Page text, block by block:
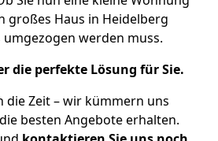
großes Haus in Heidelberg
umgezogen werden muss.
die perfekte Lösung für Sie.
die Zeit – wir kümmern uns
besten Angebote erhalten.